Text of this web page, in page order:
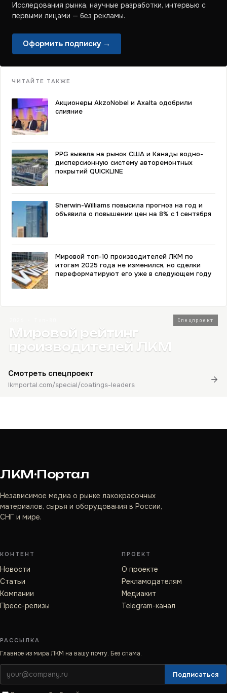
Исследования рынка, научные разработки, интервью с
первыми лицами — без рекламы.
Оформить подписку →
ЧИТАЙТЕ ТАКЖЕ
Акционеры AkzoNobel и Axalta одобрили
слияние
PPG вывела на рынок США и Канады водно-
дисперсионную систему авторемонтных
покрытий QUICKLINE
Sherwin-Williams повысила прогноз на год и
объявила о повышении цен на 8% с 1 сентября
Мировой топ-10 производителей ЛКМ по
итогам 2025 года не изменился, но сделки
переформатируют его уже в следующем году
Спецпроект
Мировой рейтинг
производителей ЛКМ
Смотреть спецпроект
lkmportal.com/special/coatings-leaders
ЛКМ·Портал
Независимое медиа о рынке лакокрасочных
материалов, сырья и оборудования в России,
СНГ и мире.
КОНТЕНТ
Новости
Статьи
Компании
Пресс-релизы
ПРОЕКТ
О проекте
Рекламодателям
Медиакит
Telegram-канал
РАССЫЛКА
Главное из мира ЛКМ на вашу почту. Без спама.
Подписаться